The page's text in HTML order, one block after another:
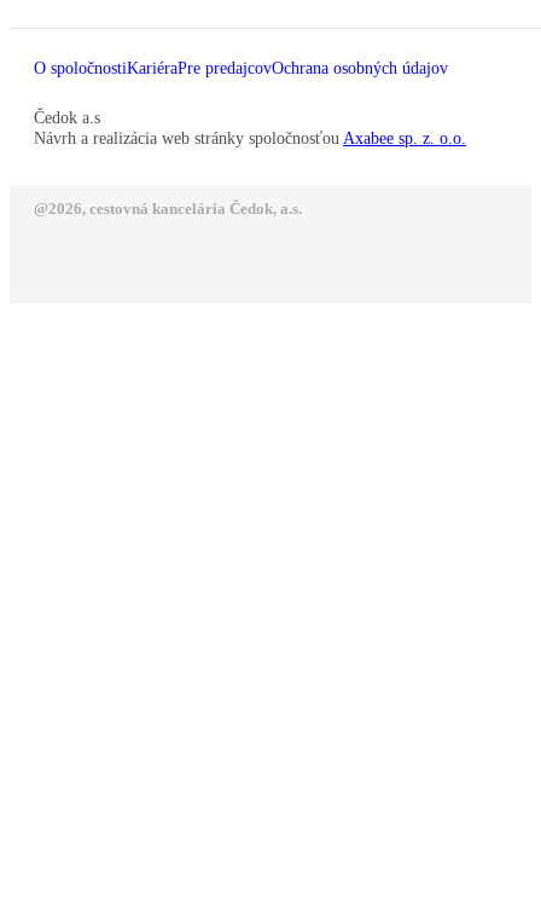
O spoločnostiKariéraPre predajcovOchrana osobných údajov
Čedok a.s
Návrh a realizácia web stránky spoločnosťou Axabee sp. z. o.o.
@2026, cestovná kancelária Čedok, a.s.